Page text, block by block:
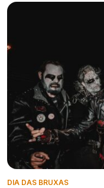
DIA DAS BRUXAS